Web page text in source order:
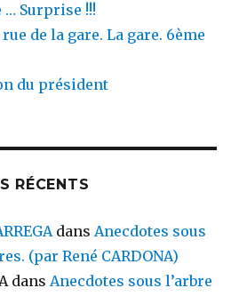
Surprise !!!
rue de la gare. La gare. 6ème
du président
RÉCENTS
dansAnecdotes sous
(par René CARDONA)
dansAnecdotes sous l’arbre